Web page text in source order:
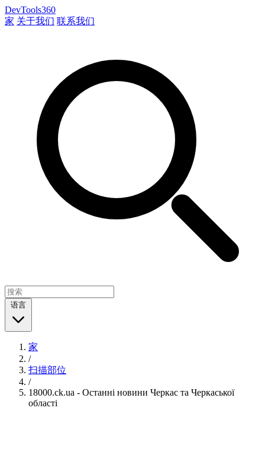
DevTools360
家 关于我们 联系我们
语言
家
/
扫描部位
/
18000.ck.ua - Останні новини Черкас та Черкаської
області